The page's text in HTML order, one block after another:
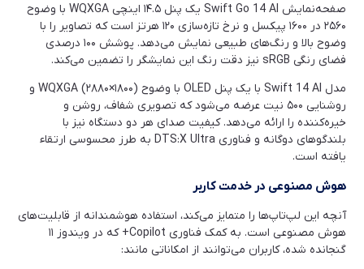
صفحه‌نمایش Swift Go 14 AI یک پنل ۱۴.۵ اینچی WQXGA با وضوح
۲۵۶۰ در ۱۶۰۰ پیکسل و نرخ تازه‌سازی ۱۲۰ هرتز است که تصاویر را با
وضوح بالا و رنگ‌های طبیعی نمایش می‌دهد. پوشش ۱۰۰ درصدی
فضای رنگی sRGB نیز دقت رنگ این نمایشگر را تضمین می‌کند.
مدل Swift 14 AI با یک پنل OLED با وضوح WQXGA (۲۸۸۰×۱۸۰۰) و
روشنایی ۵۰۰ نیت عرضه می‌شود که تصویری شفاف، روشن و
خیره‌کننده را ارائه می‌دهد. کیفیت صدای هر دو دستگاه نیز با
بلندگوهای دوگانه و فناوری DTS:X Ultra به طرز محسوسی ارتقاء
یافته است.
هوش مصنوعی در خدمت کاربر
آنچه این لپ‌تاپ‌ها را متمایز می‌کند، استفاده هوشمندانه از قابلیت‌های
هوش مصنوعی است. به کمک فناوری Copilot+ که در ویندوز ۱۱
گنجانده شده، کاربران می‌توانند از امکاناتی مانند: